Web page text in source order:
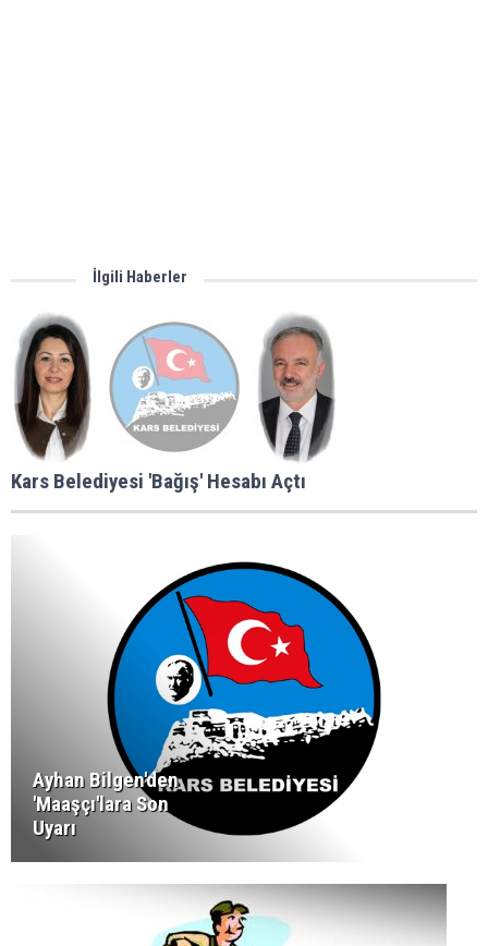
İlgili Haberler
Kars Belediyesi 'Bağış' Hesabı Açtı
Ayhan Bilgen'den
'Maaşçı'lara Son
Uyarı